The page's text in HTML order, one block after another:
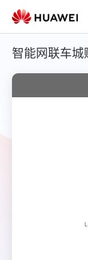
智能网联车城